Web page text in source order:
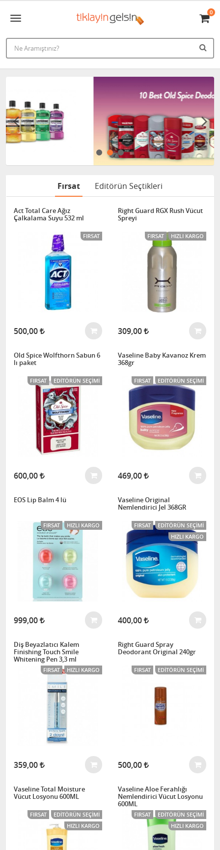
0
Fırsat Editörün Seçtikleri
Act Total Care Ağız
Çalkalama Suyu 532 ml
FIRSAT
500,00
Right Guard RGX Rush Vücut
Spreyi
FIRSAT HIZLI KARGO
309,00
Old Spice Wolfthorn Sabun 6
lı paket
FIRSAT EDITÖRÜN SEÇIMI
600,00
Vaseline Baby Kavanoz Krem
368gr
FIRSAT EDITÖRÜN SEÇIMI
469,00
EOS Lip Balm 4 lü
FIRSAT HIZLI KARGO
999,00
Vaseline Original
Nemlendirici Jel 368GR
FIRSAT
EDITÖRÜN SEÇIMI
HIZLI KARGO
400,00
Diş Beyazlatıcı Kalem
Finishing Touch Smile
Whitening Pen 3,3 ml
FIRSAT HIZLI KARGO
359,00
Right Guard Spray
Deodorant Original 240gr
FIRSAT EDITÖRÜN SEÇIMI
500,00
Vaseline Total Moisture
Vücut Losyonu 600ML
FIRSAT
EDITÖRÜN SEÇIMI
HIZLI KARGO
Vaseline Aloe Ferahlığı
Nemlendirici Vücut Losyonu
600ML
FIRSAT
EDITÖRÜN SEÇIMI
HIZLI KARGO